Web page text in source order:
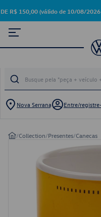
R$ 150,00 (válido de 10/08/
Nova Serrana Entre/
/Collection/Presentes/Canecas